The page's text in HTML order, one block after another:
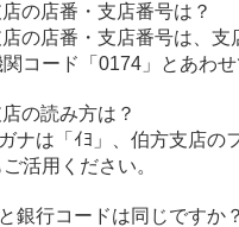
の店番・支店番号は？
の店番・支店番号は、
コード「0174」とあわせ
の読み方は？
ナは「ｲﾖ」、伯方支店の
活用ください。
銀行コードは同じですか？